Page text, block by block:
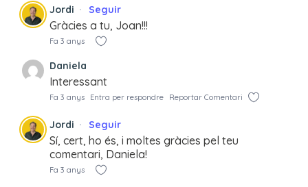
Jordi Seguir
Gràcies a tu, Joan!!!
Fa 3 anys
Daniela
Interessant
Fa 3 anys Entra per respondre Reportar Comentari
Jordi Seguir
Sí, cert, ho és, i moltes gràcies pel teu
comentari, Daniela!
Fa 3 anys